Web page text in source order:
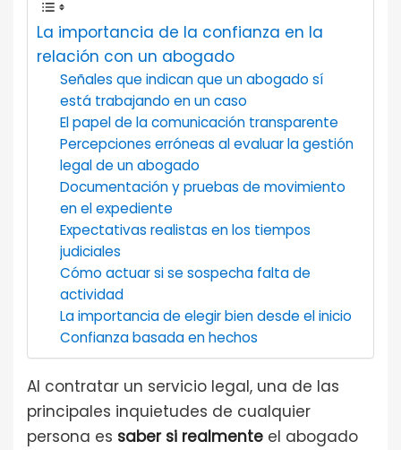
La importancia de la confianza en la
relación con un abogado
Señales que indican que un abogado sí
está trabajando en un caso
El papel de la comunicación transparente
Percepciones erróneas al evaluar la gestión
legal de un abogado
Documentación y pruebas de movimiento
en el expediente
Expectativas realistas en los tiempos
judiciales
Cómo actuar si se sospecha falta de
actividad
La importancia de elegir bien desde el inicio
Confianza basada en hechos
Al contratar un servicio legal, una de las
principales inquietudes de cualquier
persona es saber si realmente el abogado